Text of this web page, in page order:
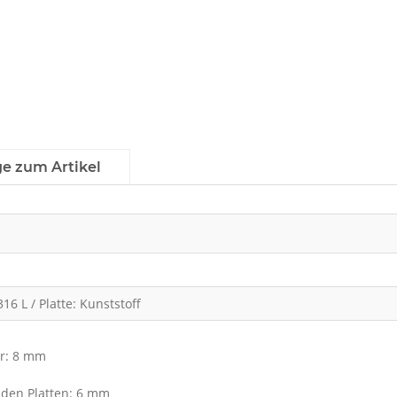
zum Artikel
L / Platte: Kunststoff
8 mm
Platten: 6 mm